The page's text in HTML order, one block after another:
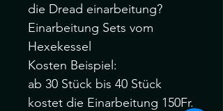
die Dread einarbeitung?
Einarbeitung Sets vom
Hexekessel
Kosten Beispiel:
ab 30 Stück bis 40 Stück
kostet die Einarbeitung 150Fr.